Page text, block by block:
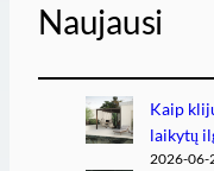
Naujausi
Kaip
laikytų
2026-06-